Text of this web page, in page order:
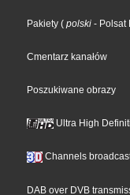
Pakiety ( polski - Polsat
Cmentarz kanałów
Poszukiwane obrazy
Ultra High
Channels
DAB over DVB